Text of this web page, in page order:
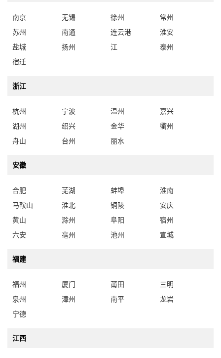
南京 无锡 徐州
常州
苏州
南通 连云港
淮安
盐城
扬州 江
泰州
宿迁
浙江
杭州 宁波 温州
嘉兴
湖州
绍兴 金华
衢州
舟山
台州 丽水
安徽
合肥 芜湖 蚌埠
淮南
马鞍山
淮北 铜陵
安庆
黄山
滁州 阜阳
宿州
六安
亳州 池州 宣城
福建
福州 厦门 莆田
三明
泉州
漳州 南平
龙岩
宁德
江西